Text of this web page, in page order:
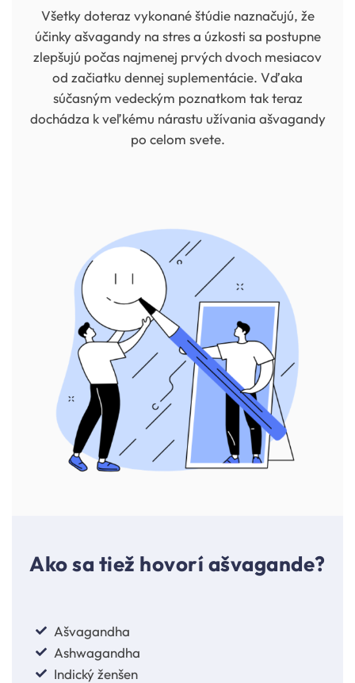
Všetky doteraz vykonané štúdie naznačujú, že
účinky ašvagandy na stres a úzkosti sa postupne
zlepšujú počas najmenej prvých dvoch mesiacov
od začiatku dennej suplementácie. Vďaka
súčasným vedeckým poznatkom tak teraz
dochádza k veľkému nárastu užívania ašvagandy
po celom svete.
Ako sa tiež hovorí ašvagande?
Ašvagandha
Ashwagandha
Indický ženšen